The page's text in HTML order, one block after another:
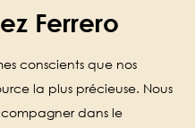
Ferrero
conscients que nos
la plus précieuse. Nous
dans le